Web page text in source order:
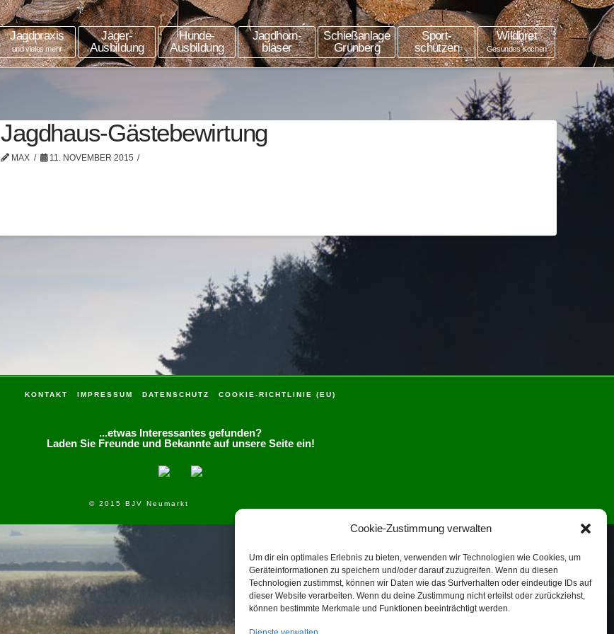
Cookie-Zustimmung verwalten
Um dir ein optimales Erlebnis zu bieten, verwenden wir Technologien wie Cookies, um
Geräteinformationen zu speichern und/oder darauf zuzugreifen. Wenn du diesen
Technologien zustimmst, können wir Daten wie das Surfverhalten oder eindeutige IDs auf
dieser Website verarbeiten. Wenn du deine Zustimmung nicht erteilst oder zurückziehst,
können bestimmte Merkmale und Funktionen beeinträchtigt werden.
Jagdpraxis
und vieles mehr
Jäger-
Ausbildung
Hunde-
Ausbildung
Jagdhorn-
bläser
Schießanlage
Grünberg
Sport-
schützen
Wildbret
Gesundes Kochen
Jagdhaus-Gästebewirtung
MAX 11. NOVEMBER 2015
KONTAKT IMPRESSUM DATENSCHUTZ COOKIE-RICHTLINIE (EU)
...etwas Interessantes gefunden?
Laden Sie Freunde und Bekannte auf unsere Seite ein!
© 2015 BJV Neumarkt